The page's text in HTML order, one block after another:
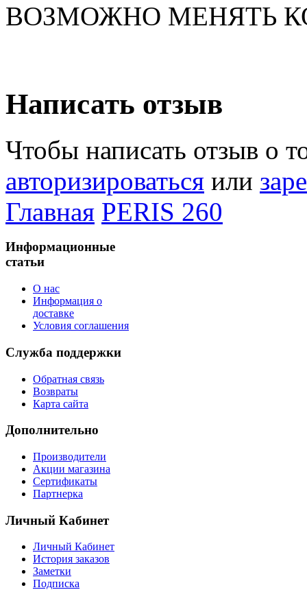
ВОЗМОЖНО МЕНЯТЬ
Написать отзыв
Чтобы написать отзыв о
авторизироваться или
Главная PERIS 260
Информационные
статьи
О нас
Информация о
доставке
Условия соглашения
Служба поддержки
Обратная связь
Возвраты
Карта сайта
Дополнительно
Производители
Акции магазина
Сертификаты
Партнерка
Личный Кабинет
Личный Кабинет
История заказов
Заметки
Подписка